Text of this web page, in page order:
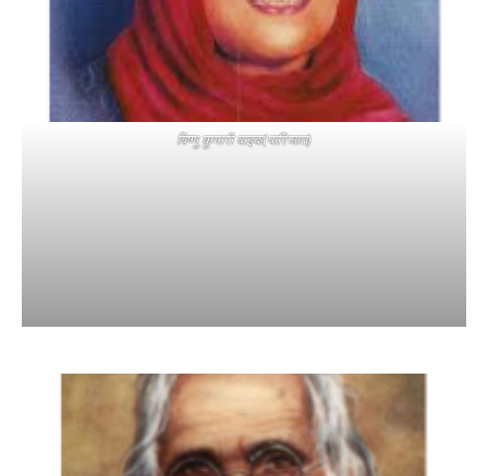
विष्णु कुमारी वाइबा(पारिजात)